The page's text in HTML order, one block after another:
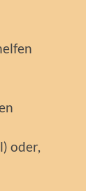
oder,